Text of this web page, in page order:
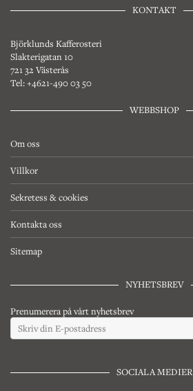
KONTAKT
Björklunds Kafferosteri
Slakterigatan 10
721 32 Västerås
Tel: +4621-490 03 50
WEBBSHOP
Om oss
Villkor
Sekretess & cookies
Kontakta oss
Sitemap
NYHETSBREV
Prenumerera på vårt nyhetsbrev
SOCIALA MEDIER